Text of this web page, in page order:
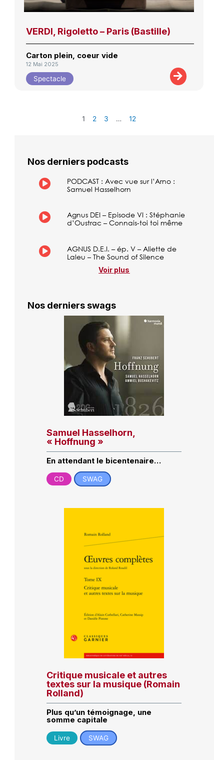
VERDI, Rigoletto – Paris (Bastille)
Carton plein, coeur vide
12 Mai 2025
Spectacle
1 2 3 … 12
Nos derniers podcasts
PODCAST : Avec vue sur l’Arno :
Samuel Hasselhorn
Agnus DEI – Episode VI : Stéphanie
d’Oustrac – Connais-toi toi même
AGNUS D.E.I. – ép. V – Aliette de
Laleu – The Sound of Silence
Voir plus
Nos derniers swags
Samuel Hasselhorn,
« Hoffnung »
En attendant le bicentenaire…
CD SWAG
Critique musicale et autres
textes sur la musique (Romain
Rolland)
Plus qu’un témoignage, une
somme capitale
Livre SWAG